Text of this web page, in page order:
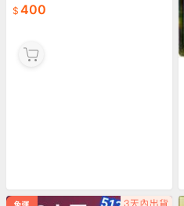
的孩子:屁股上長沙發
400